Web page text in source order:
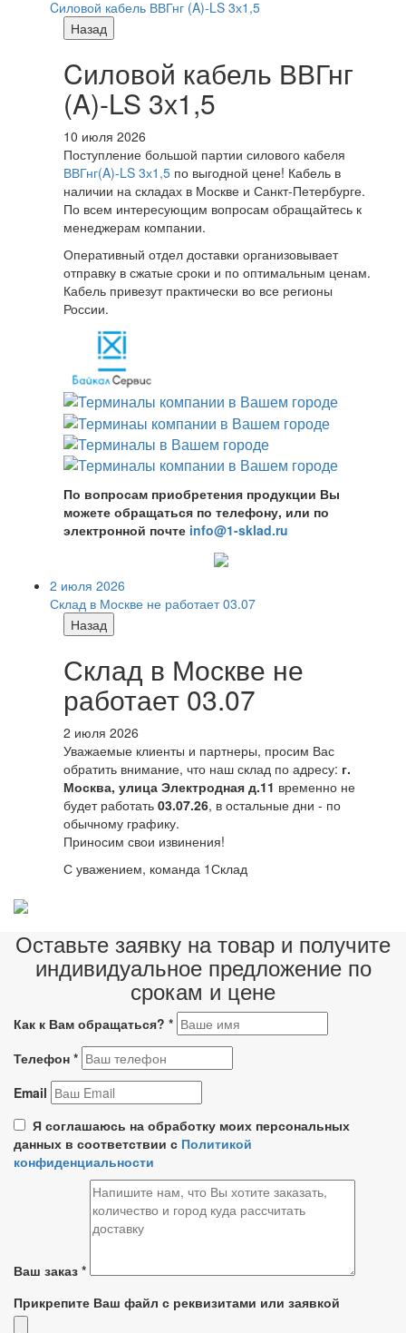
Cиловой кабель ВВГнг (A)-LS 3х1,5
Назад
Cиловой кабель ВВГнг
(A)-LS 3х1,5
10 июля 2026
Поступление большой партии силового кабеля
ВВГнг(A)-LS 3х1,5 по выгодной цене! Кабель в
наличии на складах в Москве и Санкт-Петербурге.
По всем интересующим вопросам обращайтесь к
менеджерам компании.
Оперативный отдел доставки организовывает
отправку в сжатые сроки и по оптимальным ценам.
Кабель привезут практически во все регионы
России.
По вопросам приобретения продукции Вы
можете обращаться по телефону, или по
электронной почте info@1-sklad.ru
2 июля 2026
Склад в Москве не работает 03.07
Назад
Склад в Москве не
работает 03.07
2 июля 2026
Уважаемые клиенты и партнеры, просим Вас
обратить внимание, что наш склад по адресу: г.
Москва, улица Электродная д.11 временно не
будет работать 03.07.26, в остальные дни - по
обычному графику.
Приносим свои извинения!
С уважением, команда 1Склад
Оставьте заявку на товар и получите
индивидуальное предложение по
срокам и цене
Как к Вам обращаться? *
Телефон *
Email
Я соглашаюсь на обработку моих персональных
данных в соответствии с Политикой
конфиденциальности
Ваш заказ *
Прикрепите Ваш файл с реквизитами или заявкой